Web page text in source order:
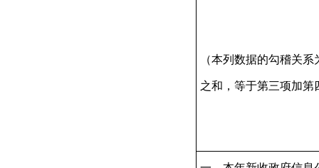
（本列数据的勾稽关
之和，等于第三项加第